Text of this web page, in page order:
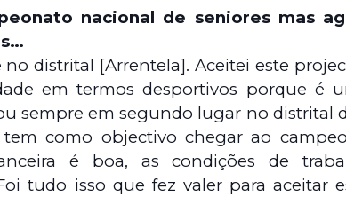
nacional de seniores mas
no distrital [Arrentela]. Aceitei este
em termos desportivos porque é
sempre em segundo lugar no distrital
como objectivo chegar ao
é boa, as condições de
tudo isso que fez valer para aceitar